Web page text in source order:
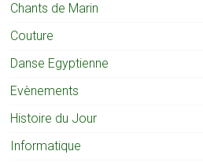
Chants de Marin
Couture
Danse Egyptienne
Evènements
Histoire du Jour
Informatique